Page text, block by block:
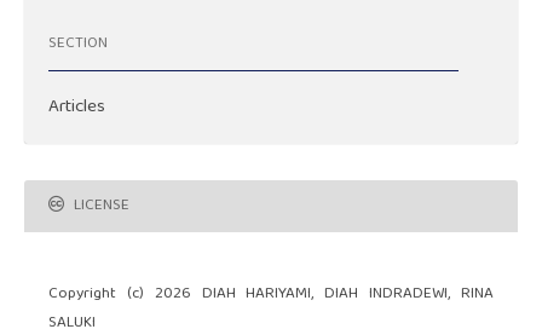
SECTION
Articles
LICENSE
Copyright (c) 2026 DIAH HARIYAMI, DIAH INDRADEWI, RINA